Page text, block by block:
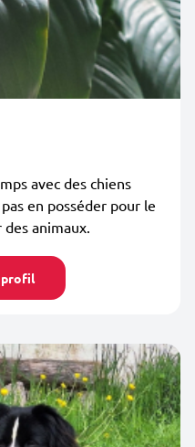
avec des chiens
en posséder pour le
animaux.
profil